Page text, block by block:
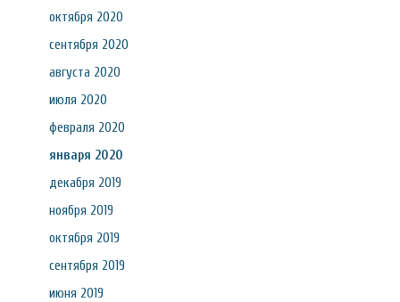
октября 2020
сентября 2020
августа 2020
июля 2020
февраля 2020
января 2020
декабря 2019
ноября 2019
октября 2019
сентября 2019
июня 2019